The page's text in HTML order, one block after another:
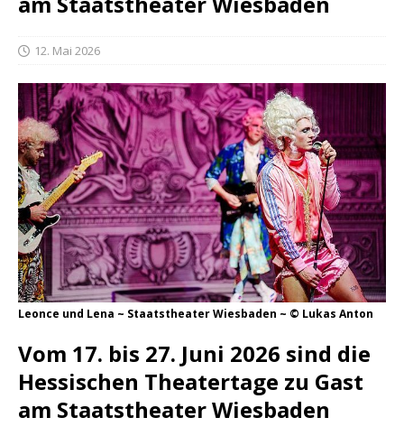
12. Mai 2026
Leonce und Lena ~ Staatstheater Wiesbaden ~ © Lukas Anton
Vom 17. bis 27. Juni 2026 sind die
Hessischen Theatertage zu Gast
am Staatstheater Wiesbaden